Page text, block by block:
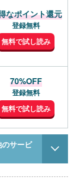
なポイント還元
登録無料
無料で試し読み
70%OFF
登録無料
無料で試し読み
サービ